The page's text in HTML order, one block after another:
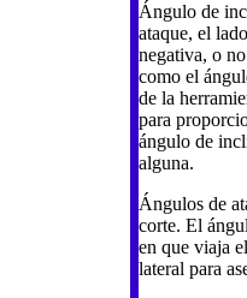
Ángulo de
ataque, el
negativa, o
como el
de la
para
ángulo de
alguna.
Ángulos de
corte. El
en que viaja
lateral para